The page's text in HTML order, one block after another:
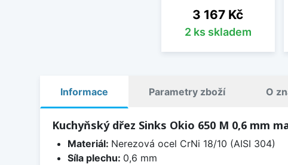
Cena
3 167 Kč
2 ks skladem
Informace Parametry zboží O
Kuchyňský dřez Sinks Okio 650 M 0,6 mm
Materiál: Nerezová ocel CrNi 18/10 (AISI 304)
Síla plechu: 0,6 mm